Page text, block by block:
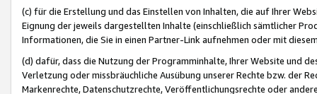
(c) für die Erstellung und das Einstellen von Inhalten, die auf Ihrer
Eignung der jeweils dargestellten Inhalte (einschließlich sämtlicher
Informationen, die Sie in einen Partner-Link aufnehmen oder mit
(d) dafür, dass die Nutzung der Programminhalte, Ihrer Website und
Verletzung oder missbräuchliche Ausübung unserer Rechte bzw. der
Markenrechte, Datenschutzrechte, Veröffentlichungsrechte oder